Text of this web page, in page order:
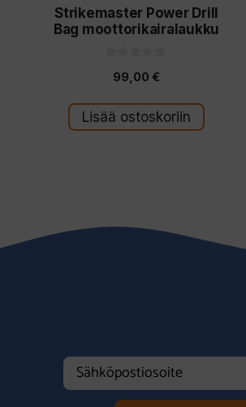
Strikemaster Power Drill
Bag moottorikairalaukku
s
t
ä
99,00 €
Lisää ostoskoriin